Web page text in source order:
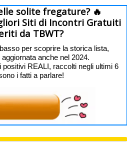
solite fregature? 🔥
Siti di Incontri Gratuiti
da TBWT?
per scoprire la storica lista,
anche nel 2024.
REALI, raccolti negli ultimi 6
i fatti a parlare!